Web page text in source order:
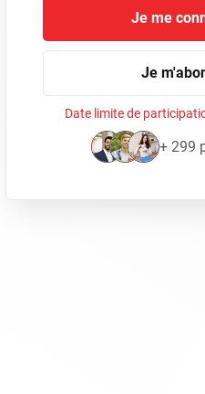
Je me
Je
Date limite de
+ 299